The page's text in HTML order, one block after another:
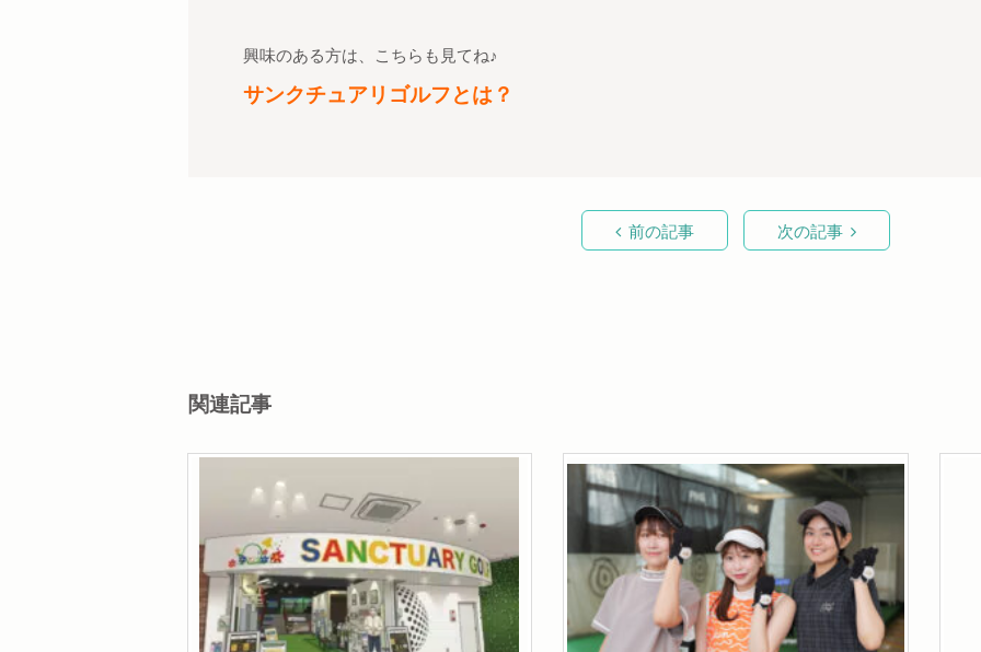
興味のある方は、こちらも見てね♪
サンクチュアリゴルフとは？
前の記事 次の記事
関連記事